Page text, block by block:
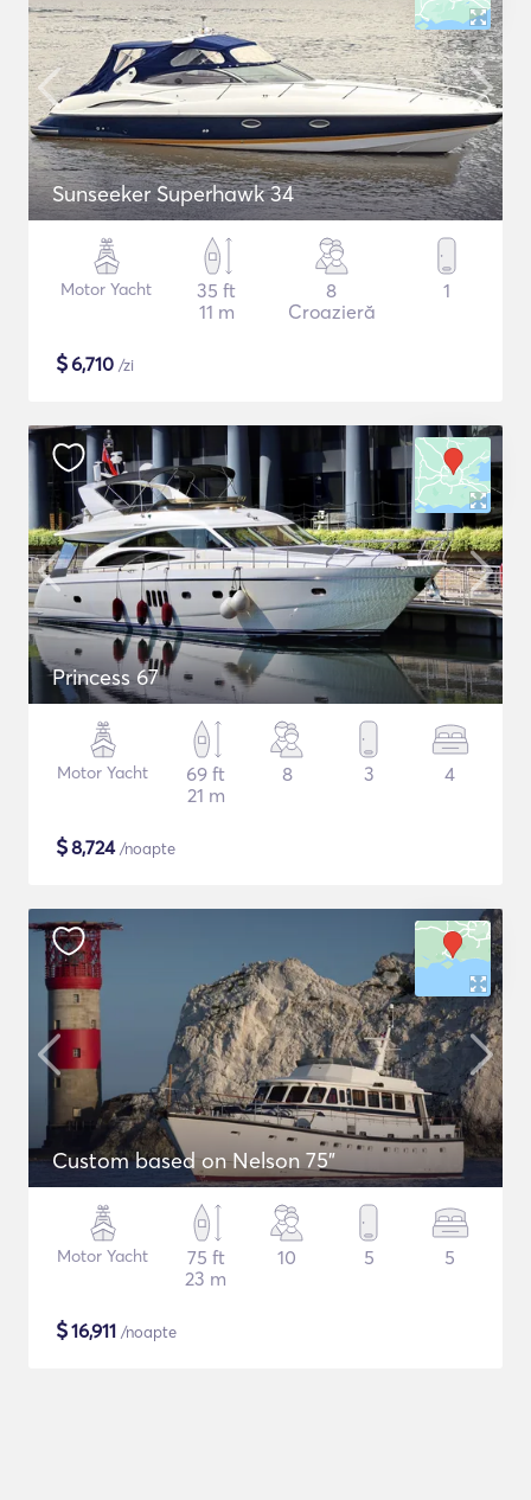
Sunseeker Superhawk 34
Motor Yacht
35 ft
11 m
8
Croazieră
1
$6,710 /zi
Princess 67
Motor Yacht
69 ft
21 m
8 3 4
$8,724/noapte
Custom based on Nelson 75"
Motor Yacht
75 ft
23 m
10 5 5
$16,911 /noapte